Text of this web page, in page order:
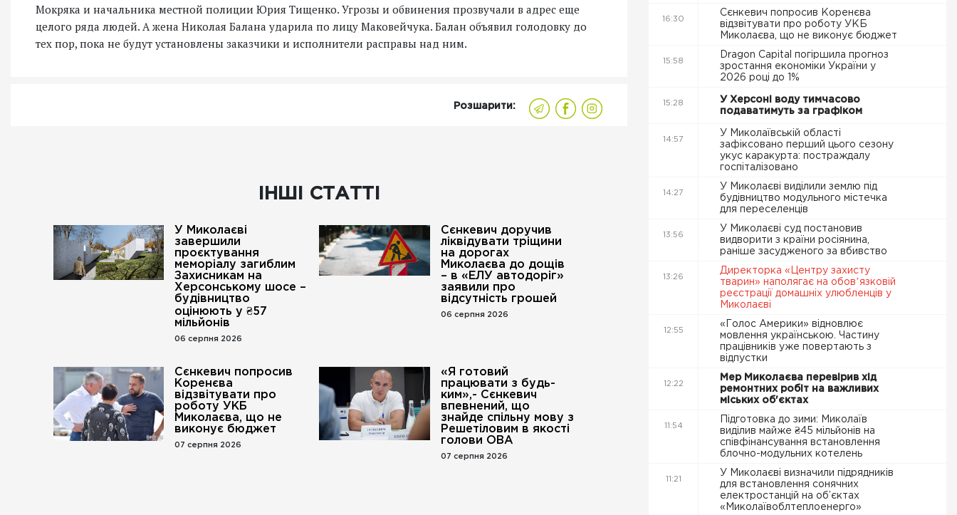
Мокряка и начальника местной полиции Юрия Тищенко. Угрозы и обвинения прозвучали в адрес еще
целого ряда людей. А жена Николая Балана ударила по лицу Маковейчука. Балан объявил голодовку до
тех пор, пока не будут установлены заказчики и исполнители расправы над ним.
Розшарити:
ІНШІ СТАТТІ
У Миколаєві
завершили
проєктування
меморіалу загиблим
Захисникам на
Херсонському шосе –
будівництво
оцінюють у ₴57
мільйонів
06 серпня 2026
Сєнкевич доручив
ліквідувати тріщини
на дорогах
Миколаєва до дощів
– в «ЕЛУ автодоріг»
заявили про
відсутність грошей
06 серпня 2026
Сєнкевич попросив
Коренєва
відзвітувати про
роботу УКБ
Миколаєва, що не
виконує бюджет
07 серпня 2026
«Я готовий
працювати з будь-
ким»,- Сєнкевич
впевнений, що
знайде спільну мову з
Решетіловим в якості
голови ОВА
07 серпня 2026
16:30
Сєнкевич попросив Коренєва
відзвітувати про роботу УКБ
Миколаєва, що не виконує бюджет
15:58
Dragon Capital погіршила прогноз
зростання економіки України у
2026 році до 1%
15:28
У Херсоні воду тимчасово
подаватимуть за графіком
14:57
У Миколаївській області
зафіксовано перший цього сезону
укус каракурта: постраждалу
госпіталізовано
14:27
У Миколаєві виділили землю під
будівництво модульного містечка
для переселенців
13:56
У Миколаєві суд постановив
видворити з країни росіянина,
раніше засудженого за вбивство
13:26
Директорка «Центру захисту
тварин» наполягає на обовʼязковій
реєстрації домашніх улюбленців у
Миколаєві
12:55
«Голос Америки» відновлює
мовлення українською. Частину
працівників уже повертають з
відпустки
12:22
Мер Миколаєва перевірив хід
ремонтних робіт на важливих
міських об'єктах
11:54
Підготовка до зими: Миколаїв
виділив майже ₴45 мільйонів на
співфінансування встановлення
блочно-модульних котелень
11:21
У Миколаєві визначили підрядників
для встановлення сонячних
електростанцій на об’єктах
«Миколаївоблтеплоенерго»